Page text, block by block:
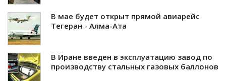
В мае будет открыт прямой авиарейс
Тегеран - Алма-Ата
В Иране введен в эксплуатацию завод по
производству стальных газовых баллонов